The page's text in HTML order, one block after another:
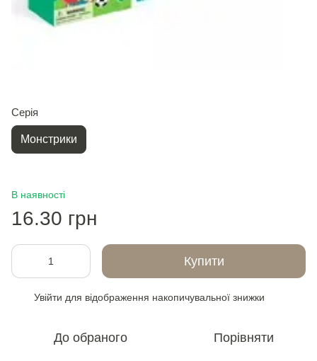
Серія
Монстрики
В наявності
16.30 грн
Купити
Увійти для відображення накопичувальної знижки
До обраного Порівняти